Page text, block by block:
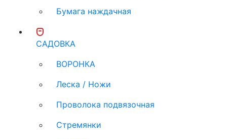
Бумага наждачная
САДОВКА
ВОРОНКА
Леска / Ножи
Проволока подвязочная
Стремянки